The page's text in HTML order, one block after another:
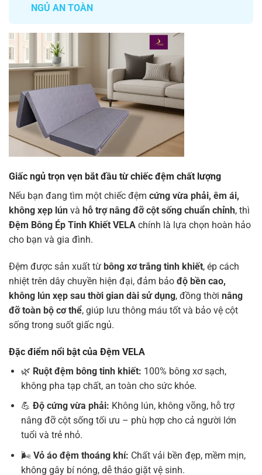
NGỦ AN TOÀN
Giấc ngủ trọn vẹn bắt đầu từ chiếc đệm chất lượng
Nếu bạn đang tìm một chiếc đệm cứng vừa phải, êm ái,
không xẹp lún và hỗ trợ nâng đỡ cột sống chuẩn chỉnh, thì
Đệm Bông Ép Tinh Khiết VELA chính là lựa chọn hoàn hảo
cho bạn và gia đình.
Đệm được sản xuất từ bông xơ trắng tinh khiết, ép cách
nhiệt trên dây chuyền hiện đại, đảm bảo độ bền cao,
không lún xẹp sau thời gian dài sử dụng, đồng thời nâng
đỡ toàn bộ cơ thể, giúp lưu thông máu tốt và bảo vệ cột
sống trong suốt giấc ngủ.
Đặc điểm nổi bật của Đệm VELA
🌿 Ruột đệm bông tinh khiết: 100% bông xơ sạch,
không pha tạp chất, an toàn cho sức khỏe.
💪 Độ cứng vừa phải: Không lún, không võng, hỗ trợ
nâng đỡ cột sống tối ưu – phù hợp cho cả người lớn
tuổi và trẻ nhỏ.
🌬 Vỏ áo đệm thoáng khí: Chất vải bền đẹp, mềm mịn,
không gây bí nóng, dễ tháo giặt vệ sinh.